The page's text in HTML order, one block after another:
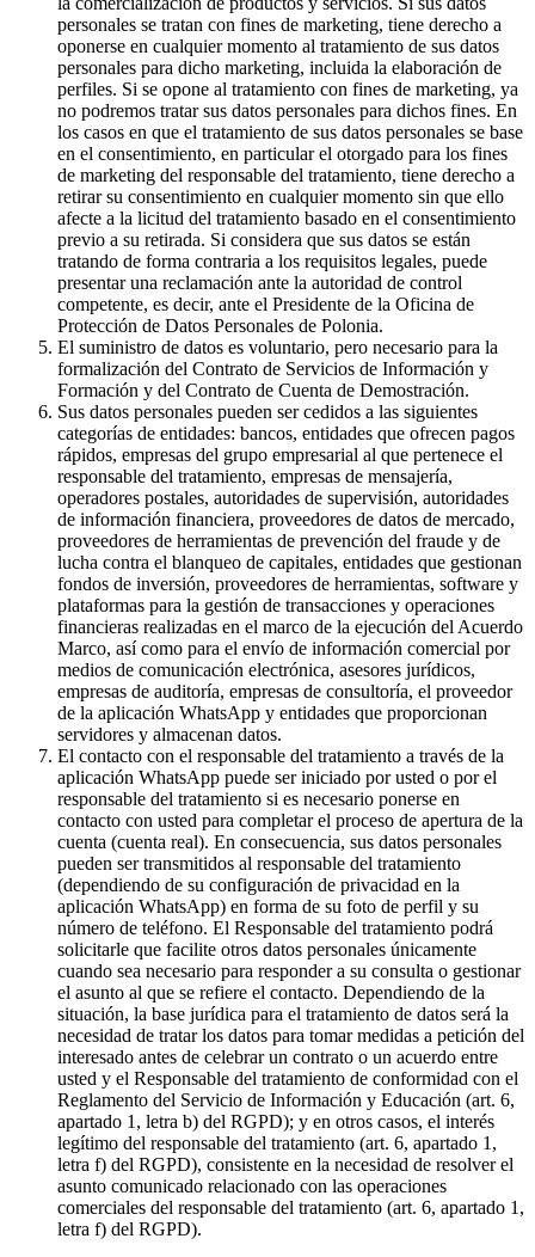
personales se tratan con fines de marketing, tiene derecho a
oponerse en cualquier momento al tratamiento de sus datos
personales para dicho marketing, incluida la elaboración de
perfiles. Si se opone al tratamiento con fines de marketing, ya
no podremos tratar sus datos personales para dichos fines. En
los casos en que el tratamiento de sus datos personales se base
en el consentimiento, en particular el otorgado para los fines
de marketing del responsable del tratamiento, tiene derecho a
retirar su consentimiento en cualquier momento sin que ello
afecte a la licitud del tratamiento basado en el consentimiento
previo a su retirada. Si considera que sus datos se están
tratando de forma contraria a los requisitos legales, puede
presentar una reclamación ante la autoridad de control
competente, es decir, ante el Presidente de la Oficina de
Protección de Datos Personales de Polonia.
El suministro de datos es voluntario, pero necesario para la
formalización del Contrato de Servicios de Información y
Formación y del Contrato de Cuenta de Demostración.
Sus datos personales pueden ser cedidos a las siguientes
categorías de entidades: bancos, entidades que ofrecen pagos
rápidos, empresas del grupo empresarial al que pertenece el
responsable del tratamiento, empresas de mensajería,
operadores postales, autoridades de supervisión, autoridades
de información financiera, proveedores de datos de mercado,
proveedores de herramientas de prevención del fraude y de
lucha contra el blanqueo de capitales, entidades que gestionan
fondos de inversión, proveedores de herramientas, software y
plataformas para la gestión de transacciones y operaciones
financieras realizadas en el marco de la ejecución del Acuerdo
Marco, así como para el envío de información comercial por
medios de comunicación electrónica, asesores jurídicos,
empresas de auditoría, empresas de consultoría, el proveedor
de la aplicación WhatsApp y entidades que proporcionan
servidores y almacenan datos.
El contacto con el responsable del tratamiento a través de la
aplicación WhatsApp puede ser iniciado por usted o por el
responsable del tratamiento si es necesario ponerse en
contacto con usted para completar el proceso de apertura de la
cuenta (cuenta real). En consecuencia, sus datos personales
pueden ser transmitidos al responsable del tratamiento
(dependiendo de su configuración de privacidad en la
aplicación WhatsApp) en forma de su foto de perfil y su
número de teléfono. El Responsable del tratamiento podrá
solicitarle que facilite otros datos personales únicamente
cuando sea necesario para responder a su consulta o gestionar
el asunto al que se refiere el contacto. Dependiendo de la
situación, la base jurídica para el tratamiento de datos será la
necesidad de tratar los datos para tomar medidas a petición del
interesado antes de celebrar un contrato o un acuerdo entre
usted y el Responsable del tratamiento de conformidad con el
Reglamento del Servicio de Información y Educación (art. 6,
apartado 1, letra b) del RGPD); y en otros casos, el interés
legítimo del responsable del tratamiento (art. 6, apartado 1,
letra f) del RGPD), consistente en la necesidad de resolver el
asunto comunicado relacionado con las operaciones
comerciales del responsable del tratamiento (art. 6, apartado 1,
letra f) del RGPD).